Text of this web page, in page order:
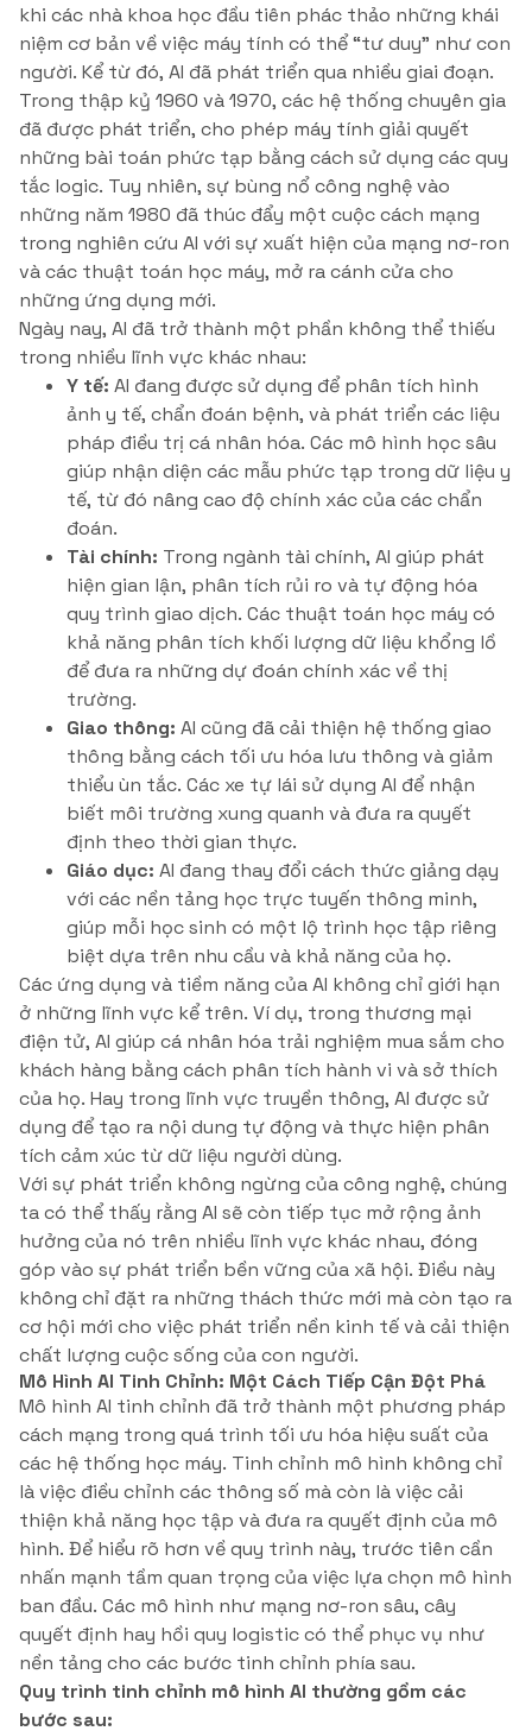
khi các nhà khoa học đầu tiên phác thảo những khái
niệm cơ bản về việc máy tính có thể “tư duy” như con
người. Kể từ đó, AI đã phát triển qua nhiều giai đoạn.
Trong thập kỷ 1960 và 1970, các hệ thống chuyên gia
đã được phát triển, cho phép máy tính giải quyết
những bài toán phức tạp bằng cách sử dụng các quy
tắc logic. Tuy nhiên, sự bùng nổ công nghệ vào
những năm 1980 đã thúc đẩy một cuộc cách mạng
trong nghiên cứu AI với sự xuất hiện của mạng nơ-ron
và các thuật toán học máy, mở ra cánh cửa cho
những ứng dụng mới.
Ngày nay, AI đã trở thành một phần không thể thiếu
trong nhiều lĩnh vực khác nhau:
Y tế: AI đang được sử dụng để phân tích hình
ảnh y tế, chẩn đoán bệnh, và phát triển các liệu
pháp điều trị cá nhân hóa. Các mô hình học sâu
giúp nhận diện các mẫu phức tạp trong dữ liệu y
tế, từ đó nâng cao độ chính xác của các chẩn
đoán.
Tài chính: Trong ngành tài chính, AI giúp phát
hiện gian lận, phân tích rủi ro và tự động hóa
quy trình giao dịch. Các thuật toán học máy có
khả năng phân tích khối lượng dữ liệu khổng lồ
để đưa ra những dự đoán chính xác về thị
trường.
Giao thông: AI cũng đã cải thiện hệ thống giao
thông bằng cách tối ưu hóa lưu thông và giảm
thiểu ùn tắc. Các xe tự lái sử dụng AI để nhận
biết môi trường xung quanh và đưa ra quyết
định theo thời gian thực.
Giáo dục: AI đang thay đổi cách thức giảng dạy
với các nền tảng học trực tuyến thông minh,
giúp mỗi học sinh có một lộ trình học tập riêng
biệt dựa trên nhu cầu và khả năng của họ.
Các ứng dụng và tiềm năng của AI không chỉ giới hạn
ở những lĩnh vực kể trên. Ví dụ, trong thương mại
điện tử, AI giúp cá nhân hóa trải nghiệm mua sắm cho
khách hàng bằng cách phân tích hành vi và sở thích
của họ. Hay trong lĩnh vực truyền thông, AI được sử
dụng để tạo ra nội dung tự động và thực hiện phân
tích cảm xúc từ dữ liệu người dùng.
Với sự phát triển không ngừng của công nghệ, chúng
ta có thể thấy rằng AI sẽ còn tiếp tục mở rộng ảnh
hưởng của nó trên nhiều lĩnh vực khác nhau, đóng
góp vào sự phát triển bền vững của xã hội. Điều này
không chỉ đặt ra những thách thức mới mà còn tạo ra
cơ hội mới cho việc phát triển nền kinh tế và cải thiện
chất lượng cuộc sống của con người.
Mô Hình AI Tinh Chỉnh: Một Cách Tiếp Cận Đột Phá
Mô hình AI tinh chỉnh đã trở thành một phương pháp
cách mạng trong quá trình tối ưu hóa hiệu suất của
các hệ thống học máy. Tinh chỉnh mô hình không chỉ
là việc điều chỉnh các thông số mà còn là việc cải
thiện khả năng học tập và đưa ra quyết định của mô
hình. Để hiểu rõ hơn về quy trình này, trước tiên cần
nhấn mạnh tầm quan trọng của việc lựa chọn mô hình
ban đầu. Các mô hình như mạng nơ-ron sâu, cây
quyết định hay hồi quy logistic có thể phục vụ như
nền tảng cho các bước tinh chỉnh phía sau.
Quy trình tinh chỉnh mô hình AI thường gồm các
bước sau: